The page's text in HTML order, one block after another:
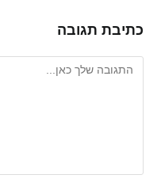
כתיבת תגובה